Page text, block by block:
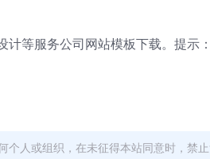
计等服务公司网站模板下载。提示
个人或组织，在未征得本站同意时，禁